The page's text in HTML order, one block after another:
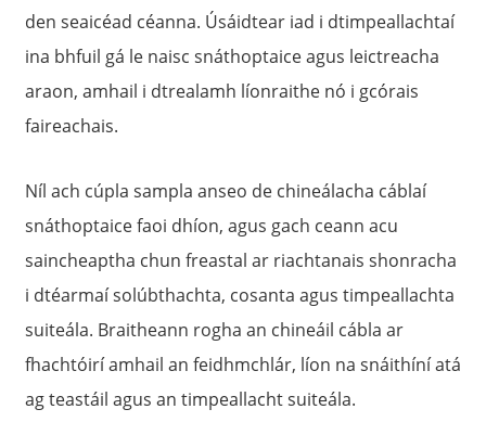
den seaicéad céanna. Úsáidtear iad i dtimpeallachtaí
ina bhfuil gá le naisc snáthoptaice agus leictreacha
araon, amhail i dtrealamh líonraithe nó i gcórais
faireachais.
Níl ach cúpla sampla anseo de chineálacha cáblaí
snáthoptaice faoi dhíon, agus gach ceann acu
saincheaptha chun freastal ar riachtanais shonracha
i dtéarmaí solúbthachta, cosanta agus timpeallachta
suiteála. Braitheann rogha an chineáil cábla ar
fhachtóirí amhail an feidhmchlár, líon na snáithíní atá
ag teastáil agus an timpeallacht suiteála.